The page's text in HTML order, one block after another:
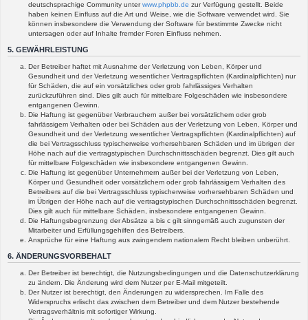
deutschsprachige Community unterwww.phpbb.de zur Verfügung gestellt. Beide
haben keinen Einfluss auf die Art und Weise, wie die Software verwendet wird. Sie
können insbesondere die Verwendung der Software für bestimmte Zwecke nicht
untersagen oder auf Inhalte fremder Foren Einfluss nehmen.
5. GEWÄHRLEISTUNG
Der Betreiber haftet mit Ausnahme der Verletzung von Leben, Körper und
Gesundheit und der Verletzung wesentlicher Vertragspflichten (Kardinalpflichten) nur
für Schäden, die auf ein vorsätzliches oder grob fahrlässiges Verhalten
zurückzuführen sind. Dies gilt auch für mittelbare Folgeschäden wie insbesondere
entgangenen Gewinn.
Die Haftung ist gegenüber Verbrauchern außer bei vorsätzlichem oder grob
fahrlässigem Verhalten oder bei Schäden aus der Verletzung von Leben, Körper und
Gesundheit und der Verletzung wesentlicher Vertragspflichten (Kardinalpflichten) auf
die bei Vertragsschluss typischerweise vorhersehbaren Schäden und im übrigen der
Höhe nach auf die vertragstypischen Durchschnittsschäden begrenzt. Dies gilt auch
für mittelbare Folgeschäden wie insbesondere entgangenen Gewinn.
Die Haftung ist gegenüber Unternehmern außer bei der Verletzung von Leben,
Körper und Gesundheit oder vorsätzlichem oder grob fahrlässigem Verhalten des
Betreibers auf die bei Vertragsschluss typischerweise vorhersehbaren Schäden und
im Übrigen der Höhe nach auf die vertragstypischen Durchschnittsschäden begrenzt.
Dies gilt auch für mittelbare Schäden, insbesondere entgangenen Gewinn.
Die Haftungsbegrenzung der Absätze a bis c gilt sinngemäß auch zugunsten der
Mitarbeiter und Erfüllungsgehilfen des Betreibers.
Ansprüche für eine Haftung aus zwingendem nationalem Recht bleiben unberührt.
6. ÄNDERUNGSVORBEHALT
Der Betreiber ist berechtigt, die Nutzungsbedingungen und die Datenschutzerklärung
zu ändern. Die Änderung wird dem Nutzer per E-Mail mitgeteilt.
Der Nutzer ist berechtigt, den Änderungen zu widersprechen. Im Falle des
Widerspruchs erlischt das zwischen dem Betreiber und dem Nutzer bestehende
Vertragsverhältnis mit sofortiger Wirkung.